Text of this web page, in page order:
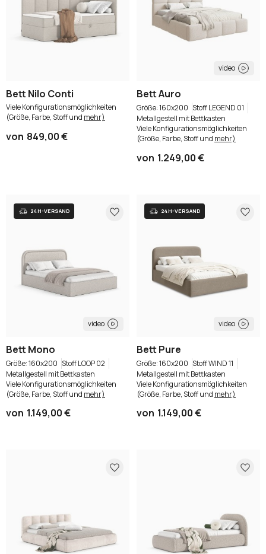
Bett Nilo Conti
Viele Konfigurationsmöglichkeiten
(Größe, Farbe, Stoff und mehr)
von 849,00 €
video
Bett Auro
160x200 Stoff LEGEND 01
Metallgestell mit Bettkasten
Viele Konfigurationsmöglichkeiten
(Größe, Farbe, Stoff und mehr)
von 1.249,00 €
video
Bett Mono
160x200 Stoff LOOP 02
Metallgestell mit Bettkasten
Viele Konfigurationsmöglichkeiten
(Größe, Farbe, Stoff und mehr)
von 1.149,00 €
video
Bett Pure
160x200 Stoff WIND 11
Metallgestell mit Bettkasten
Viele Konfigurationsmöglichkeiten
(Größe, Farbe, Stoff und mehr)
von 1.149,00 €